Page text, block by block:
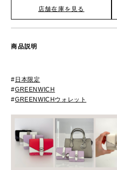
店舗在庫を見る
商品説明
# 日本限定
#GREENWICH
#GREENWICHウォレット